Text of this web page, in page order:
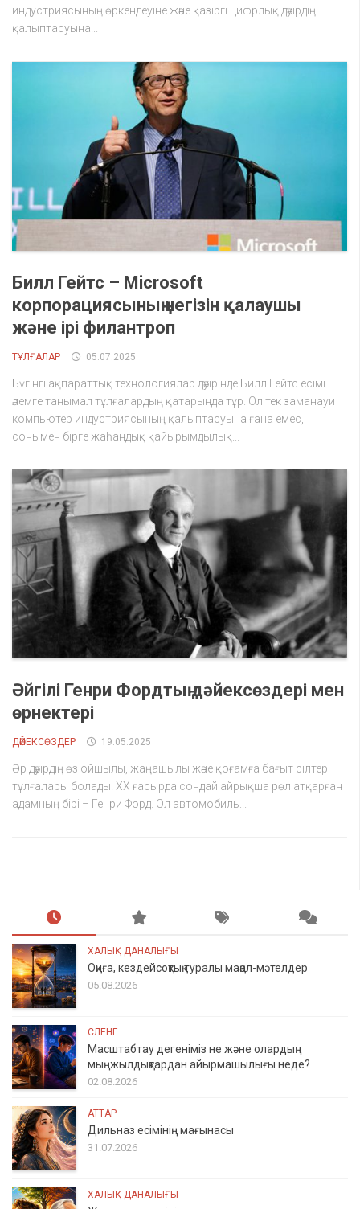
индустриясының өркендеуіне және қазіргі цифрлық дәуірдің
қалыптасуына...
Билл Гейтс – Microsoft
корпорациясының негізін қалаушы
және ірі филантроп
ТҰЛҒАЛАР 05.07.2025
Бүгінгі ақпараттық технологиялар дәуірінде Билл Гейтс есімі
әлемге танымал тұлғалардың қатарында тұр. Ол тек заманауи
компьютер индустриясының қалыптасуына ғана емес,
сонымен бірге жаһандық қайырымдылық...
Әйгілі Генри Фордтың дәйексөздері мен
өрнектері
ДӘЙЕКСӨЗДЕР 19.05.2025
Әр дәуірдің өз ойшылы, жаңашылы және қоғамға бағыт сілтер
тұлғалары болады. ХХ ғасырда сондай айрықша рөл атқарған
адамның бірі – Генри Форд. Ол автомобиль...
ХАЛЫҚ ДАНАЛЫҒЫ
Оқиға, кездейсоқтық туралы мақал-мәтелдер
05.08.2026
СЛЕНГ
Масштабтау дегеніміз не және олардың
мыңжылдықтардан айырмашылығы неде?
02.08.2026
АТТАР
Дильназ есімінің мағынасы
31.07.2026
ХАЛЫҚ ДАНАЛЫҒЫ